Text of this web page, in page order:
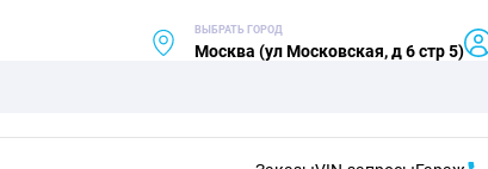
ВЫБРАТЬ ГОРОД
Москва (ул Московская, д 6 стр 5)